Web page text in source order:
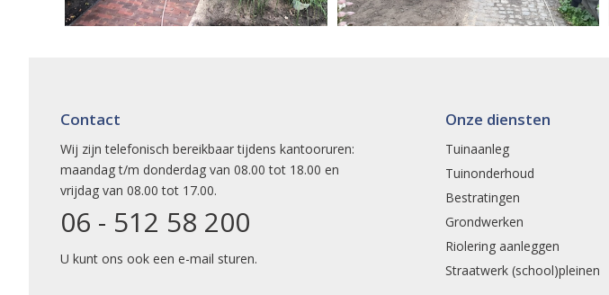
Contact
Wij zijn telefonisch bereikbaar tijdens kantooruren:
maandag t/m donderdag van 08.00 tot 18.00 en
vrijdag van 08.00 tot 17.00.
06 - 512 58 200
U kunt ons ook een e-mail sturen.
Onze diensten
Tuinaanleg
Tuinonderhoud
Bestratingen
Grondwerken
Riolering aanleggen
Straatwerk (school)pleinen